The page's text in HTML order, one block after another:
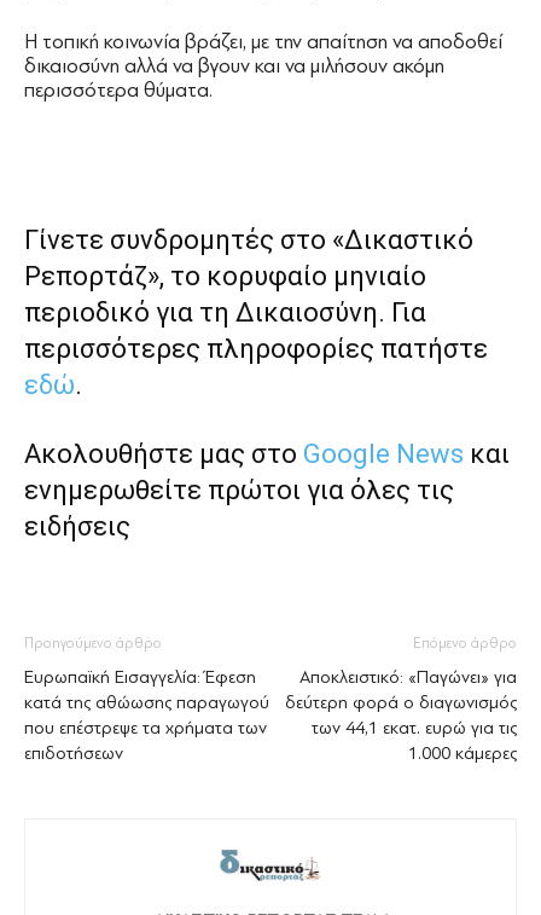
Η τοπική κοινωνία βράζει, με την απαίτηση να αποδοθεί
δικαιοσύνη αλλά να βγουν και να μιλήσουν ακόμη
περισσότερα θύματα.
Γίνετε συνδρομητές στο «Δικαστικό
Ρεπορτάζ», το κορυφαίο μηνιαίο
περιοδικό για τη Δικαιοσύνη. Για
περισσότερες πληροφορίες πατήστε
εδώ.
Ακολουθήστε μας στο Google News και
ενημερωθείτε πρώτοι για όλες τις
ειδήσεις
Προηγούμενο άρθρο
Ευρωπαϊκή Εισαγγελία: Έφεση
κατά της αθώωσης παραγωγού
που επέστρεψε τα χρήματα των
επιδοτήσεων
Επόμενο άρθρο
Αποκλειστικό: «Παγώνει» για
δεύτερη φορά ο διαγωνισμός
των 44,1 εκατ. ευρώ για τις
1.000 κάμερες